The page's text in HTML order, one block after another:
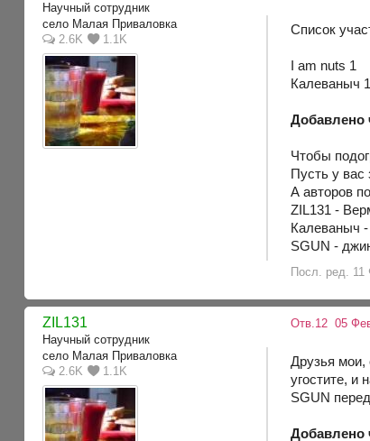
Научный сотрудник
село Малая Приваловка
2.6K
1.1K
Список
I am nuts 1
Калеваныч 1
Добавлено
Чтобы
Пусть у вас
А авторов
ZIL131 -
Калеваныч
SGUN -
Посл. ред. 11
ZIL131
Научный сотрудник
село Малая Приваловка
2.6K
1.1K
Отв.12 05
Друзья мои,
угостите, и
SGUN
Добавлено